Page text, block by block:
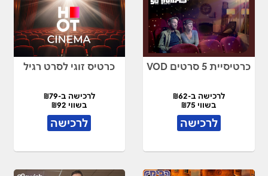
כרטיסיית 5 סרטים VOD
לרכישה ב-₪62
בשווי ₪75
לרכישה
כרטיס זוגי לסרט רגיל
לרכישה ב-₪79
בשווי ₪92
לרכישה